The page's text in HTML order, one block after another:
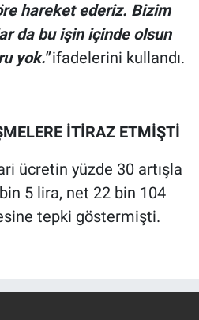
hareket ederiz. Bizim
da bu işin içinde olsun
yok."ifadelerini kullandı.
İTİRAZ ETMİŞTİ
ücretin yüzde 30 artışla
5 lira, net 22 bin 104
tepki göstermişti.